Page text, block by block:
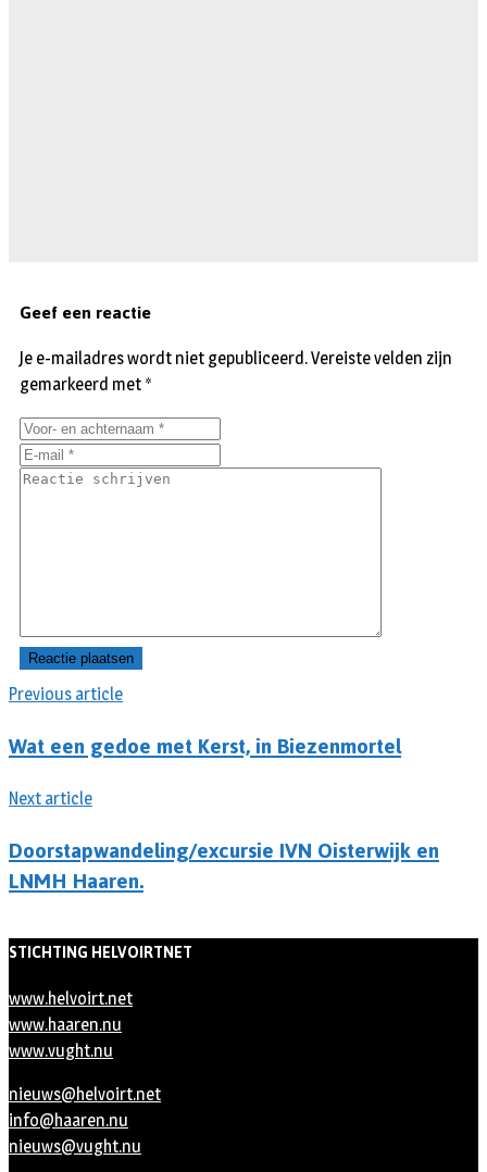
Previous article
Wat een gedoe met Kerst, in Biezenmortel
Next article
Doorstapwandeling/excursie IVN Oisterwijk en
LNMH Haaren.
Geef een reactie
Je e-mailadres wordt niet gepubliceerd.Vereiste velden zijn
gemarkeerd met *
STICHTING HELVOIRTNET
www.helvoirt.net
www.haaren.nu
www.vught.nu
nieuws@helvoirt.net
info@haaren.nu
nieuws@vught.nu